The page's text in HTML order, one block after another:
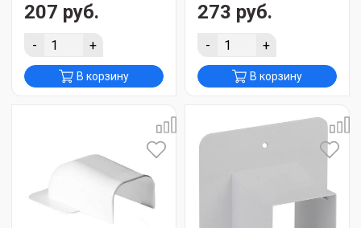
207 руб.
- +
В корзину
273 руб.
- +
В корзину